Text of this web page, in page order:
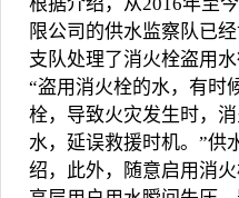
限公司的供水监察队已
支队处理了消火栓盗用
“盗用消火栓的水，有时
栓，导致火灾发生时，
水，延误救援时机。”供
绍，此外，随意启用消